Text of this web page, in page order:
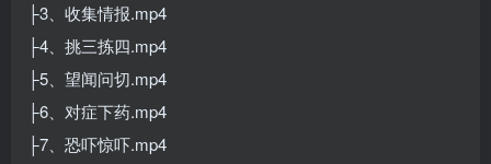
├3、收集情报.mp4
├4、挑三拣四.mp4
├5、望闻问切.mp4
├6、对症下药.mp4
├7、恐吓惊吓.mp4